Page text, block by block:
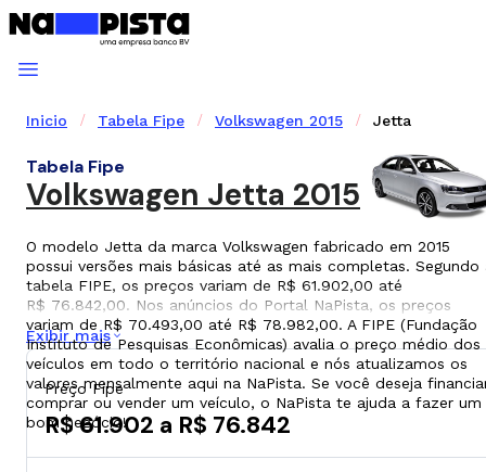
Inicio Tabela Fipe Volkswagen 2015 Jetta
Tabela Fipe
Volkswagen Jetta 2015
O modelo Jetta da marca Volkswagen fabricado em 2015
possui versões mais básicas até as mais completas. Segundo
tabela FIPE, os preços variam de R$ 61.902,00 até
R$ 76.842,00. Nos anúncios do Portal NaPista, os preços
variam de R$ 70.493,00 até R$ 78.982,00. A FIPE (Fundação
Instituto de Pesquisas Econômicas) avalia o preço médio dos
veículos em todo o território nacional e nós atualizamos os
valores mensalmente aqui na NaPista. Se você deseja
comprar ou vender um veículo, o NaPista te ajuda a fazer um
bom negócio!
Exibir mais
Preço Fipe
R$ 61.902 a R$ 76.842